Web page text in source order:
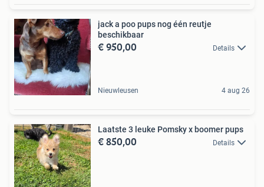
jack a poo pups nog één reutje
beschikbaar
€ 950,00 Details
Nieuwleusen 4 aug 26
Laatste 3 leuke Pomsky x boomer pups
€ 850,00 Details